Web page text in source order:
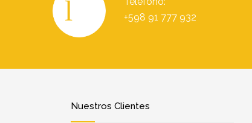
+598 91 777 932
Nuestros Clientes